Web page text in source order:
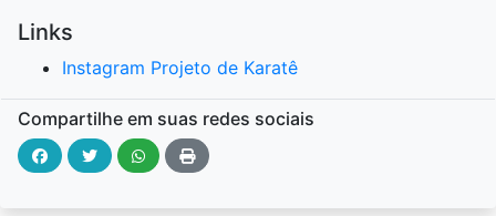
Links
Instagram Projeto de Karatê
Compartilhe em suas redes sociais